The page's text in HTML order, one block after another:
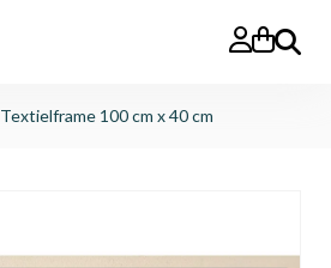
Zoeken
Textielframe 100 cm x 40 cm